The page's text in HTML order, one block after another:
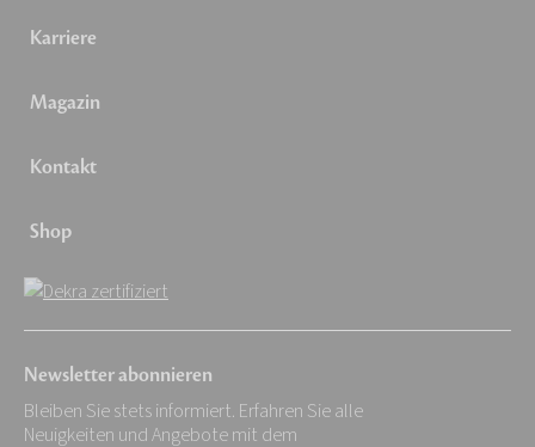
Karriere
Magazin
Kontakt
Shop
Newsletter abonnieren
Bleiben Sie stets informiert. Erfahren Sie alle
Neuigkeiten und Angebote mit dem